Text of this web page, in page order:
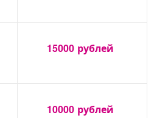
15000 рублей
10000 рублей